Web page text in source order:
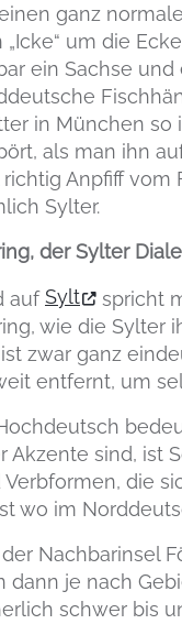
ganz
„Icke“ um die
ein Sachse
in München so
als man ihn
richtig Anpfiff vom
Sylter.
der Sylter
aufSylt
spricht
wie die
zwar ganz
entfernt, um
Akzente sind, ist
Verbformen, die
wo im
Nachbarinsel
dann je nach
schwer bis